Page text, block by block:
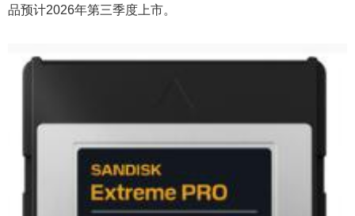
品预计2026年第三季度上市。